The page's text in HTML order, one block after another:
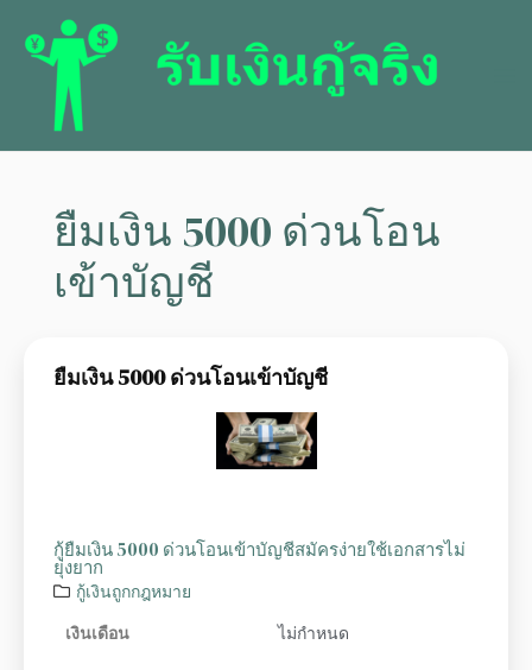
ยืมเงิน 5000 ด่วนโอน
เข้าบัญชี
ยืมเงิน 5000 ด่วนโอนเข้าบัญชี
กู้ยืมเงิน 5000 ด่วนโอนเข้าบัญชีสมัครง่ายใช้เอกสารไม่
ยุ่งยาก
กู้เงินถูกกฎหมาย
เงินเดือน
ไม่กำหนด